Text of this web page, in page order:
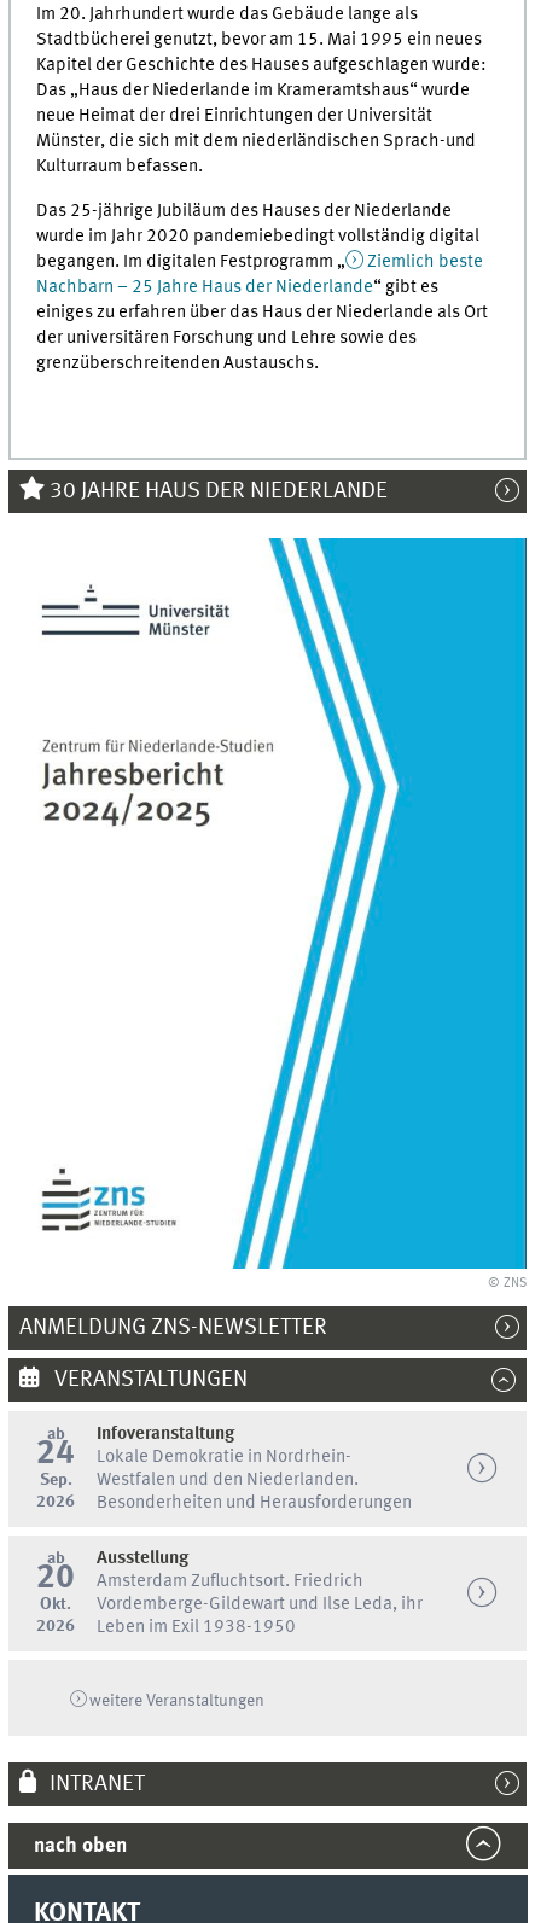
Im 20. Jahrhundert wurde das Gebäude lange als
Stadtbücherei genutzt, bevor am 15. Mai 1995 ein neues
Kapitel der Geschichte des Hauses aufgeschlagen wurde:
Das „Haus der Niederlande im Krameramtshaus“ wurde
neue Heimat der drei Einrichtungen der Universität
Münster, die sich mit dem niederländischen Sprach-und
Kulturraum befassen.
Das 25-jährige Jubiläum des Hauses der Niederlande
wurde im Jahr 2020 pandemiebedingt vollständig digital
begangen. Im digitalen Festprogramm „
Ziemlich beste
Nachbarn − 25 Jahre Haus der Niederlande“ gibt es
einiges zu erfahren über das Haus der Niederlande als Ort
der universitären Forschung und Lehre sowie des
grenzüberschreitenden Austauschs.
30 JAHRE HAUS DER NIEDERLANDE
© ZNS
ANMELDUNG ZNS-NEWSLETTER
VERANSTALTUNGEN
ab
24
Sep.
2026
Infoveranstaltung
Lokale Demokratie in Nordrhein-
Westfalen und den Niederlanden.
Besonderheiten und Herausforderungen
ab
20
Okt.
2026
Ausstellung
Amsterdam Zufluchtsort. Friedrich
Vordemberge-Gildewart und Ilse Leda, ihr
Leben im Exil 1938-1950
weitere Veranstaltungen
INTRANET
nach oben
KONTAKT